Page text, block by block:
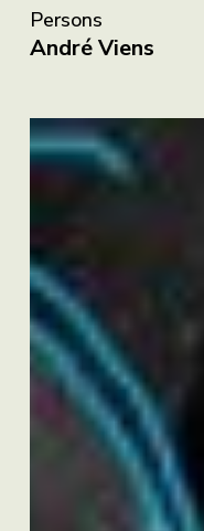
Viens
Persons
André Viens
Jacynthe
Chabot